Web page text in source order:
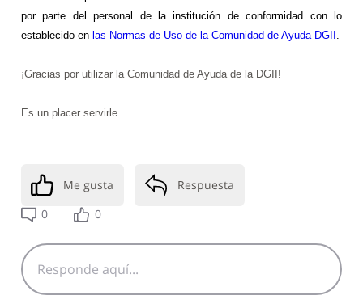
por parte del personal de la institución de conformidad con lo
establecido en las Normas de Uso de la Comunidad de Ayuda DGII .
¡Gracias por utilizar la Comunidad de Ayuda de la DGII!
Es un placer servirle.
Me gusta
Respuesta
0
0